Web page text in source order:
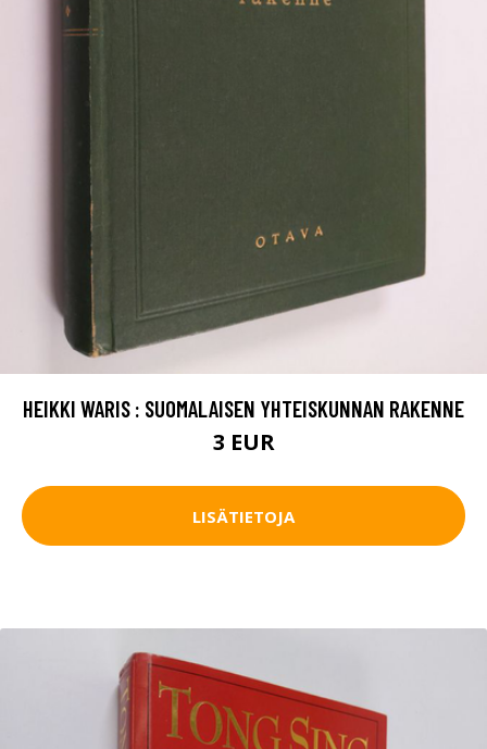
HEIKKI WARIS : SUOMALAISEN YHTEISKUNNAN RAKENNE
3 EUR
LISÄTIETOJA